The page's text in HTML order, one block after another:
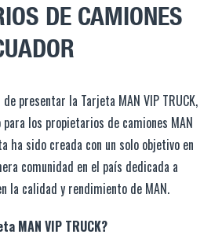
DE CAMIONES
presentar la Tarjeta MAN VIP TRUCK,
los propietarios de camiones MAN
ha sido creada con un solo objetivo en
comunidad en el país dedicada a
la calidad y rendimiento de MAN.
MAN VIP TRUCK?